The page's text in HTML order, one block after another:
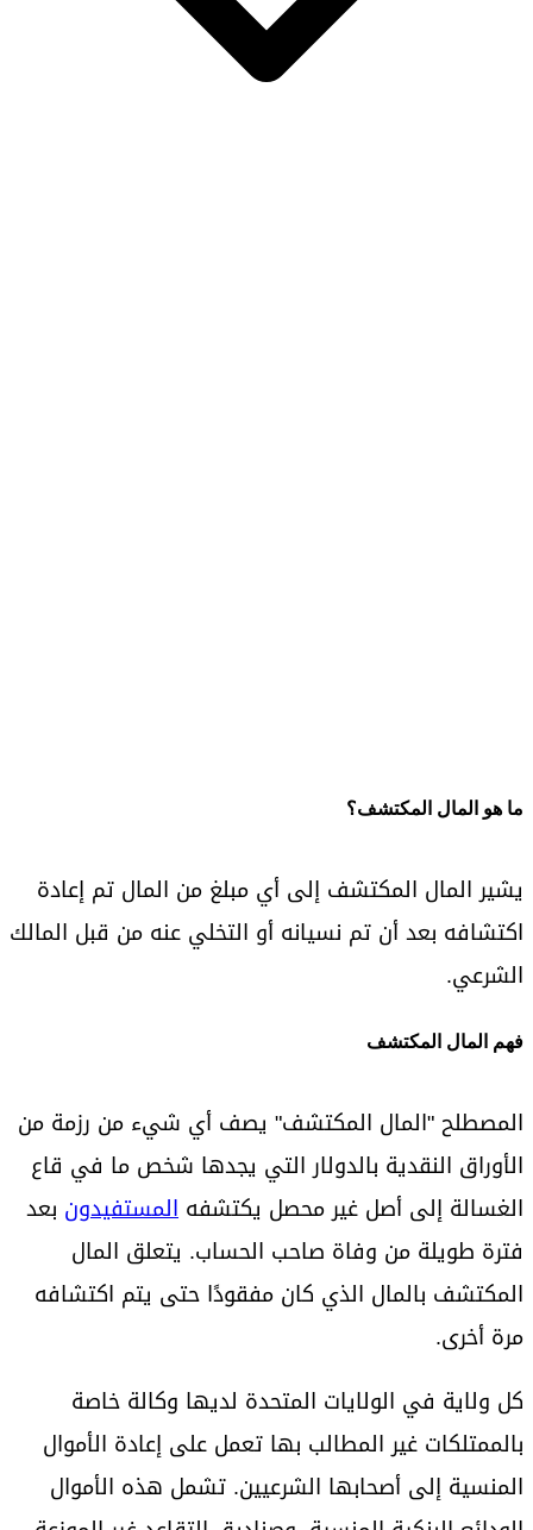
ما هو المال المكتشف؟
يشير المال المكتشف إلى أي مبلغ من المال تم إعادة
اكتشافه بعد أن تم نسيانه أو التخلي عنه من قبل المالك
الشرعي.
فهم المال المكتشف
المصطلح "المال المكتشف" يصف أي شيء من رزمة من
الأوراق النقدية بالدولار التي يجدها شخص ما في قاع
الغسالة إلى أصل غير محصل يكتشفه المستفيدون بعد
فترة طويلة من وفاة صاحب الحساب. يتعلق المال
المكتشف بالمال الذي كان مفقودًا حتى يتم اكتشافه
مرة أخرى.
كل ولاية في الولايات المتحدة لديها وكالة خاصة
بالممتلكات غير المطالب بها تعمل على إعادة الأموال
المنسية إلى أصحابها الشرعيين. تشمل هذه الأموال